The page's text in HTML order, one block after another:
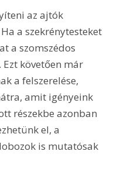
az ajtók
a szekrénytesteket
a szomszédos
követően már
a felszerelése,
amit igényeink
részekbe azonban
el, a
is mutatósak